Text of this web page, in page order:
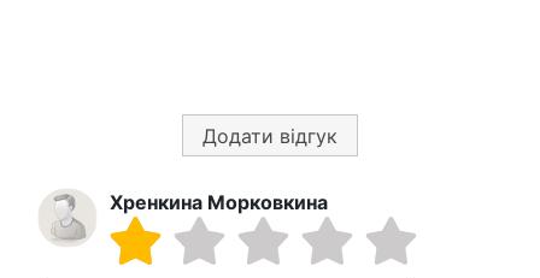
Додати відгук
Хренкина Морковкина